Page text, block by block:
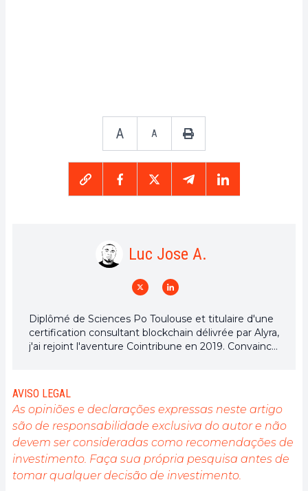
A A
Luc Jose A.
Diplômé de Sciences Po Toulouse et titulaire d'une
certification consultant blockchain délivrée par Alyra,
j'ai rejoint l'aventure Cointribune en 2019. Convaincu
l'engagement de sensibiliser et d'informer le grand
public sur cet écosystème en constante évolution.
Mon objectif est de permettre à chacun de mieux
comprendre la blockchain et de saisir les
opportunités qu'elle offre. Je m'efforce chaque jour
de fournir une analyse objective de l'actualité, de
décrypter les tendances du marché, de relayer les
dernières innovations technologiques et de mettre
AVISO LEGAL
As opiniões e declarações expressas neste artigo
são de responsabilidade exclusiva do autor e não
devem ser consideradas como recomendações de
investimento. Faça sua própria pesquisa antes de
tomar qualquer decisão de investimento.